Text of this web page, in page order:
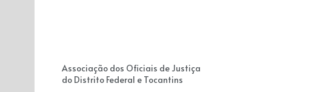
Associação dos Oficiais de Justiça
do Distrito Federal e Tocantins